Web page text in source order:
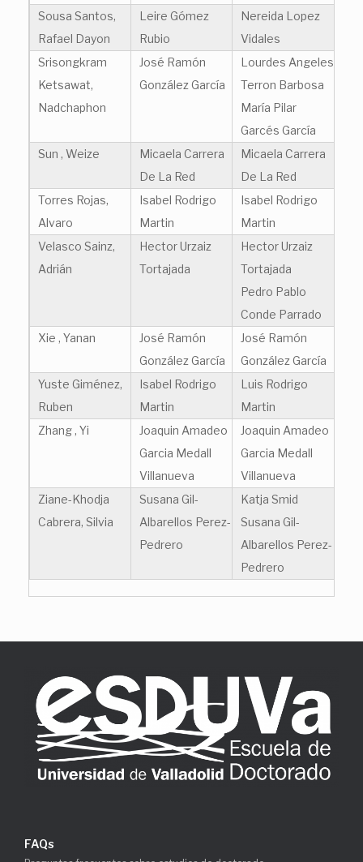
Sousa Santos,
Rafael Dayon
Leire Gómez
Rubio
Nereida Lopez
Vidales
Srisongkram
Ketsawat,
Nadchaphon
José Ramón
González García
Lourdes Angeles
Terron Barbosa
María Pilar
Garcés García
Sun , Weize
Micaela Carrera
De La Red
Micaela Carrera
De La Red
Torres Rojas,
Alvaro
Isabel Rodrigo
Martin
Isabel Rodrigo
Martin
Velasco Sainz,
Adrián
Hector Urzaiz
Tortajada
Hector Urzaiz
Tortajada
Pedro Pablo
Conde Parrado
Xie , Yanan
José Ramón
González García
José Ramón
González García
Yuste Giménez,
Ruben
Isabel Rodrigo
Martin
Luis Rodrigo
Martin
Zhang , Yi
Joaquin Amadeo
Garcia Medall
Villanueva
Joaquin Amadeo
Garcia Medall
Villanueva
Ziane-Khodja
Cabrera, Silvia
Susana Gil-
Albarellos Perez-
Pedrero
Katja Smid
Susana Gil-
Albarellos Perez-
Pedrero
FAQs